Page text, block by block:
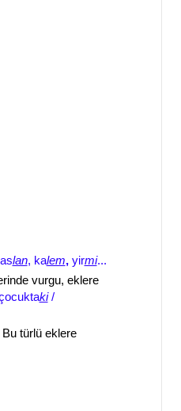
lan, kalem, yirmi...
vurgu, eklere
ki/
türlü eklere